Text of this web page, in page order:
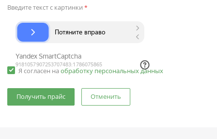
Введите текст с картинки *
Я согласен на обработку персональных данных
Отменить